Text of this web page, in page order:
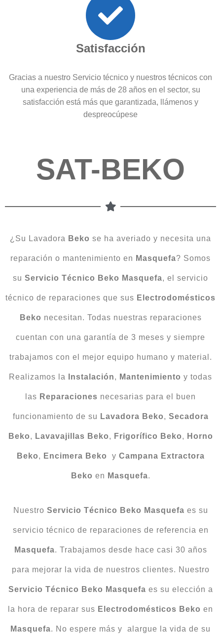
Satisfacción
Gracias a nuestro Servicio técnico y nuestros técnicos con
una experiencia de más de 28 años en el sector, su
satisfacción está más que garantizada, llámenos y
despreocúpese
SAT-BEKO
¿Su Lavadora Beko se ha averiado y necesita una
reparación o mantenimiento en Masquefa? Somos
su Servicio Técnico Beko Masquefa, el servicio
técnico de reparaciones que sus Electrodomésticos
Beko necesitan. Todas nuestras reparaciones
cuentan con una garantía de 3 meses y siempre
trabajamos con el mejor equipo humano y material.
Realizamos la Instalación, Mantenimiento y todas
las Reparaciones necesarias para el buen
funcionamiento de su Lavadora Beko, Secadora
Beko, Lavavajillas Beko, Frigorífico Beko, Horno
Beko, Encimera Beko y Campana Extractora
Beko en Masquefa.
Nuestro Servicio Técnico Beko Masquefa es su
servicio técnico de reparaciones de referencia en
Masquefa. Trabajamos desde hace casi 30 años
para mejorar la vida de nuestros clientes. Nuestro
Servicio Técnico Beko Masquefa es su elección a
la hora de reparar sus Electrodomésticos Beko en
Masquefa. No espere más y alargue la vida de su